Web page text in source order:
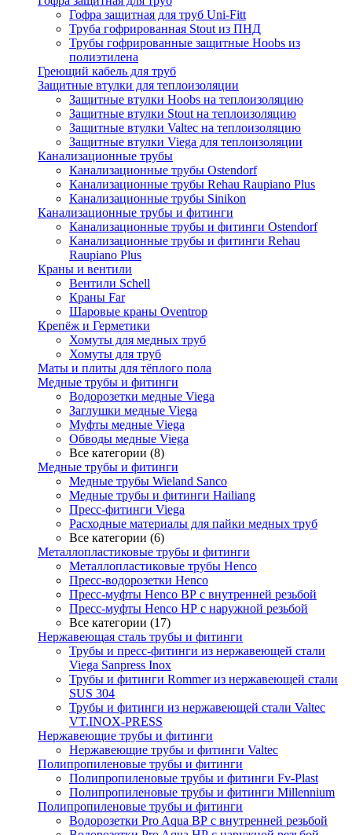
Гофра защитная для труб Uni-Fitt
Труба гофрированная Stout из ПНД
Трубы гофрированные защитные Hoobs из
полиэтилена
Греющий кабель для труб
Защитные втулки для теплоизоляции
Защитные втулки Hoobs на теплоизоляцию
Защитные втулки Stout на теплоизоляцию
Защитные втулки Valtec на теплоизоляцию
Защитные втулки Viega для теплоизоляции
Канализационные трубы
Канализационные трубы Ostendorf
Канализационные трубы Rehau Raupiano Plus
Канализационные трубы Sinikon
Канализационные трубы и фитинги
Канализационные трубы и фитинги Ostendorf
Канализационные трубы и фитинги Rehau
Raupiano Plus
Краны и вентили
Вентили Schell
Краны Far
Шаровые краны Oventrop
Крепёж и Герметики
Хомуты для медных труб
Хомуты для труб
Маты и плиты для тёплого пола
Медные трубы и фитинги
Водорозетки медные Viega
Заглушки медные Viega
Муфты медные Viega
Обводы медные Viega
Все категории (8)
Медные трубы и фитинги
Медные трубы Wieland Sanco
Медные трубы и фитинги Hailiang
Пресс-фитинги Viega
Расходные материалы для пайки медных труб
Все категории (6)
Металлопластиковые трубы и фитинги
Металлопластиковые трубы Henco
Пресс-водорозетки Henco
Пресс-муфты Henco ВР с внутренней резьбой
Пресс-муфты Henco НР с наружной резьбой
Все категории (17)
Нержавеющая сталь трубы и фитинги
Трубы и пресс-фитинги из нержавеющей стали
Viega Sanpress Inox
Трубы и фитинги Rommer из нержавеющей стали
SUS 304
Трубы и фитинги из нержавеющей стали Valtec
VT.INOX-PRESS
Нержавеющие трубы и фитинги
Нержавеющие трубы и фитинги Valtec
Полипропиленовые трубы и фитинги
Полипропиленовые трубы и фитинги Fv-Plast
Полипропиленовые трубы и фитинги Millennium
Полипропиленовые трубы и фитинги
Водорозетки Pro Aqua ВР с внутренней резьбой